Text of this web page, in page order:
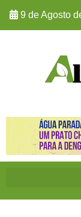
9 de Agosto